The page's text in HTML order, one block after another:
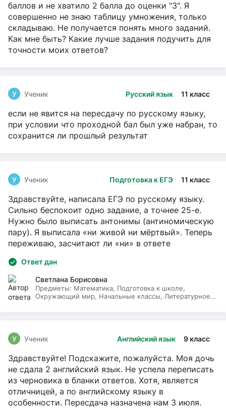
баллов и не хватило 2 балла до оценки "3". Я
совершенно не знаю таблицу умножения, только
складываю. Не получается понять много заданий.
Как мне быть? Какие лучше задания подучить для
точности моих ответов?
Русский язык 11 класс
У Ученик
если не явится на пересдачу по русскому языку,
при условии что проходной бал был уже набран, то
сохранится ли прошлый результат
Подготовка к ЕГЭ 11 класс
У Ученик
Здравствуйте, написала ЕГЭ по русскому языку.
Сильно беспокоит одно задание, а точнее 25-е.
Нужно было выписать антонимы (антиномическую
пару). Я выписала «ни живой ни мёртвый». Теперь
переживаю, засчитают ли «ни» в ответе
Ответ дан
Светлана Борисовна
Предметы: Математика, Подготовка к школе,
Окружающий мир, Начальные классы, Литературное
Английский язык 9 класс
У Ученик
Здравствуйте! Подскажите, пожалуйста. Моя дочь
не сдала 2 английский язык. Не успела переписать
из черновика в бланки ответов. Хотя, является
отличницей, а по английскому языку в
особенности. Пересдача назначена нам 3 июля.